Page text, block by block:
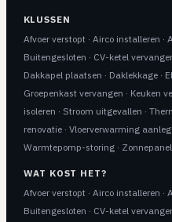
KLUSSEN
Afvoer verstopt· Airco installeren ·
Buitengesloten · CV-ketel
Dakkapel plaatsen · Daklekkage·
Groepenkast vervangen · Keuken
isoleren · Stroom uitgevallen ·
renovatie· Vloerverwarming
Warmtepomp-storing·
WAT KOST HET?
Afvoer verstopt· Airco installeren ·
Buitengesloten · CV-ketel